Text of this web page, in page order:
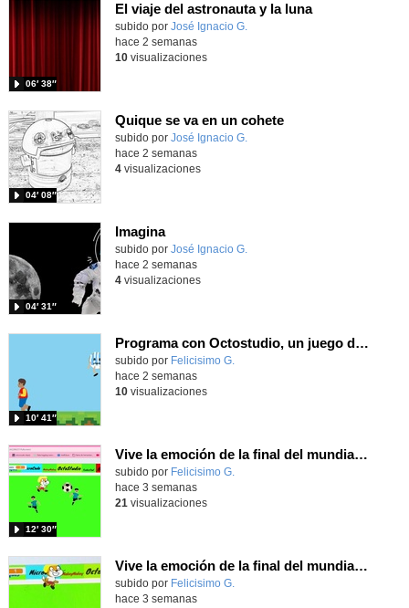
El viaje del astronauta y la luna
Contenido educativo.
subido por José Ignacio G.
06′ 38″
hace 2 semanas
10visualizaciones
Quique se va en un cohete
Contenido educativo.
subido por José Ignacio G.
04′ 08″
hace 2 semanas
4visualizaciones
Imagina
Contenido educativo.
subido por José Ignacio G.
04′ 31″
hace 2 semanas
4visualizaciones
Programa con Octostudio, un juego de 4 personajes ganando la copa del mundo saltando y esquivando rivales.
Contenido educativo.
subido por Felicisimo G.
10′ 41″
hace 2 semanas
10visualizaciones
Vive la emoción de la final del mundial programando con Scratch, un juego de toques y esquivar contrarios
Contenido educativo.
subido por Felicisimo G.
12′ 30″
hace 3 semanas
21 visualizaciones
Vive la emoción de la final del mundial 2026, programando con Scratch un juego de toques.
Contenido educativo.
subido por Felicisimo G.
hace 3 semanas